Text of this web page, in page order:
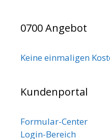
0700 Angebot
Keine einmaligen
Kundenportal
Formular-Center
Login-Bereich